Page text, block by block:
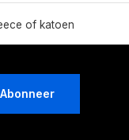
of katoen
Abonneer